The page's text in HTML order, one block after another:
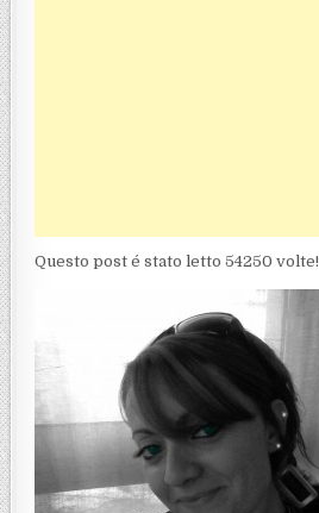
Questo post é stato letto 54250 volte!